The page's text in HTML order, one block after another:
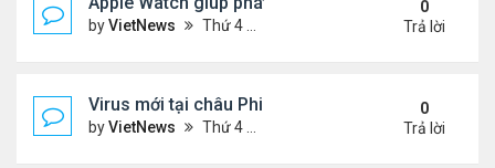
byVietNews Thứ 4 Tháng 7 20, 2022 5:02 pm
0
Trả lời
Virus mới tại châu Phi nguy hiểm thế nào
byVietNews Thứ 4 Tháng 7 20, 2022 3:18 pm
0
Trả lời